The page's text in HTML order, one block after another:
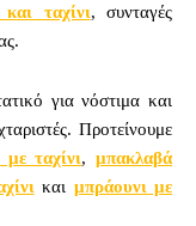
ταχίνι, συνταγές
για νόστιμα και
Προτείνουμε
ταχίνι,μπακλαβά
και μπράουνι με